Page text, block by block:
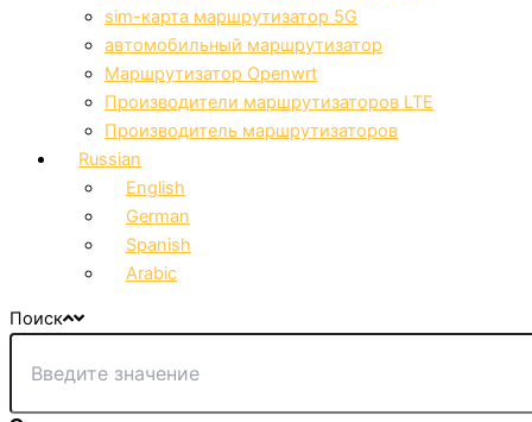
sim-карта маршрутизатор 5G
автомобильный маршрутизатор
Маршрутизатор Openwrt
Производители маршрутизаторов LTE
Производитель маршрутизаторов
Russian
English
German
Spanish
Arabic
Поиск